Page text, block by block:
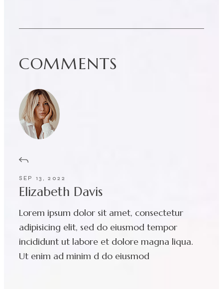
COMMENTS
SEP 13, 2022
Elizabeth Davis
Lorem ipsum dolor sit amet, consectetur
adipisicing elit, sed do eiusmod tempor
incididunt ut labore et dolore magna liqua.
Ut enim ad minim d do eiusmod